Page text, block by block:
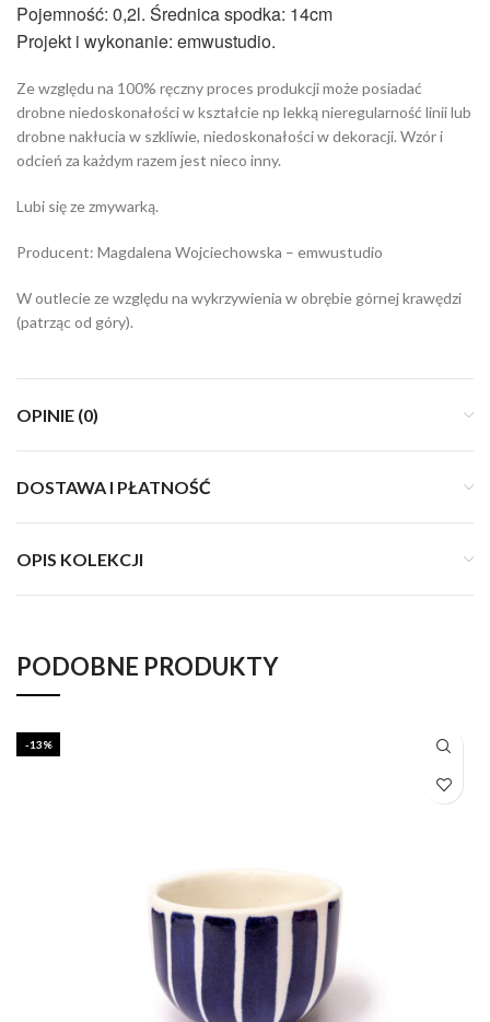
Pojemność: 0,2l. Średnica spodka: 14cm
Projekt i wykonanie: emwustudio.
Ze względu na 100% ręczny proces produkcji może posiadać
drobne niedoskonałości w kształcie np lekką nieregularność linii lub
drobne nakłucia w szkliwie, niedoskonałości w dekoracji. Wzór i
odcień za każdym razem jest nieco inny.
Lubi się ze zmywarką.
Producent: Magdalena Wojciechowska – emwustudio
W outlecie ze względu na wykrzywienia w obrębie górnej krawędzi
(patrząc od góry).
OPINIE (0)
DOSTAWA I PŁATNOŚĆ
OPIS KOLEKCJI
PODOBNE PRODUKTY
-13%